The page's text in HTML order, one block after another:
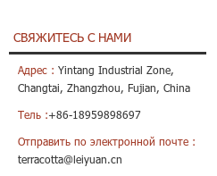
СВЯЖИТЕСЬ С НАМИ
Адрес : Yintang Industrial Zone,
Changtai, Zhangzhou, Fujian, China
Тель :+86-18959898697
Отправить по электронной почте :
terracotta@leiyuan.cn